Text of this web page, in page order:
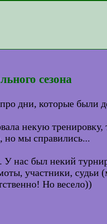
сезона
дни, которые были
некую
но мы справились...
У нас был некий
участники, судьи
Но весело))